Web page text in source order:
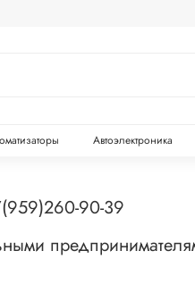
Автоэлектроника
90-39